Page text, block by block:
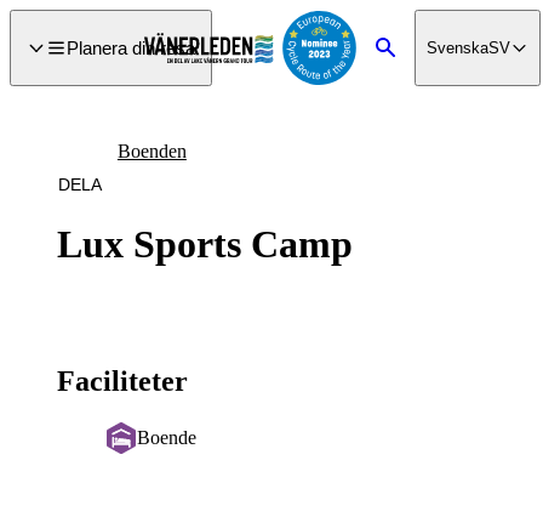
till
Planera din resa
Sök SvenskaSV
Lux Sports Camp
Boenden
DELA
Faciliteter
Boende